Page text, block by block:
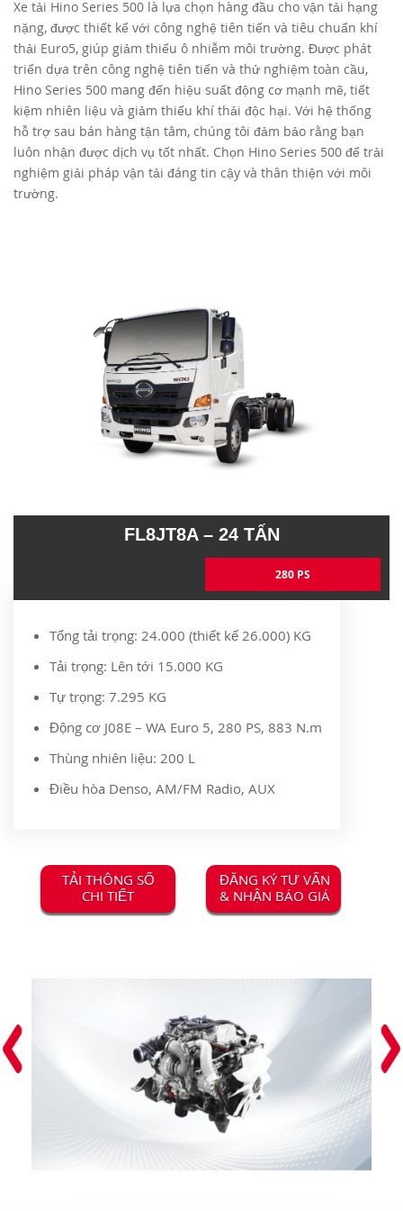
TUYỂN DỤNG
Xe tải Hino Series 500 là lựa chọn hàng đầu cho vận tải hạng
nặng, được thiết kế với công nghệ tiên tiến và tiêu chuẩn khí
thải Euro5, giúp giảm thiểu ô nhiễm môi trường. Được phát
triển dựa trên công nghệ tiên tiến và thử nghiệm toàn cầu,
Hino Series 500 mang đến hiệu suất động cơ mạnh mẽ, tiết
kiệm nhiên liệu và giảm thiểu khí thải độc hại. Với hệ thống
hỗ trợ sau bán hàng tận tâm, chúng tôi đảm bảo rằng bạn
luôn nhận được dịch vụ tốt nhất. Chọn Hino Series 500 để trải
nghiệm giải pháp vận tải đáng tin cậy và thân thiện với môi
trường.
FL8JT8A – 24 TẤN
280 PS
Tổng tải trọng: 24.000 (thiết kế 26.000) KG
Tải trọng: Lên tới 15.000 KG
Tự trọng: 7.295 KG
Động cơ J08E – WA Euro 5, 280 PS, 883 N.m
Thùng nhiên liệu: 200 L
Điều hòa Denso, AM/FM Radio, AUX
TẢI THÔNG SỐ
CHI TIẾT
ĐĂNG KÝ TƯ VẤN
& NHẬN BÁO GIÁ